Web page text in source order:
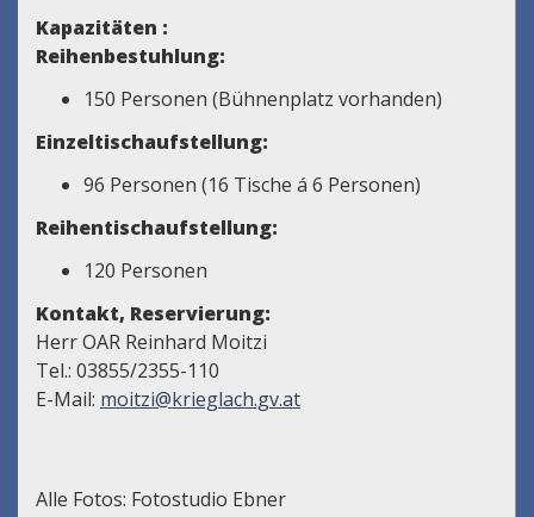
Kapazitäten :
Reihenbestuhlung:
150 Personen (Bühnenplatz vorhanden)
Einzeltischaufstellung:
96 Personen (16 Tische á 6 Personen)
Reihentischaufstellung:
120 Personen
Kontakt, Reservierung:
Herr OAR Reinhard Moitzi
Tel.: 03855/2355-110
E-Mail: moitzi@krieglach.gv.at
Alle Fotos: Fotostudio Ebner